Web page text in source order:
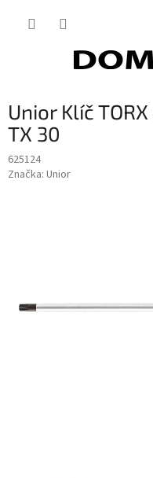
Unior Klíč
TX 30
625124
Značka: Unior